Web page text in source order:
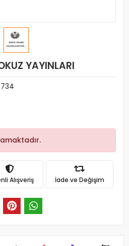
YAYINLARI
Alışveriş İade ve Değişim